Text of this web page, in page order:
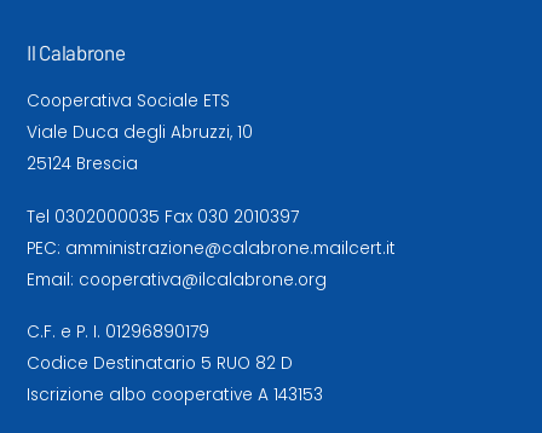
Il Calabrone
Cooperativa Sociale ETS
Viale Duca degli Abruzzi, 10
25124 Brescia
Tel 0302000035 Fax 030 2010397
PEC: amministrazione@calabrone.mailcert.it
Email: cooperativa@ilcalabrone.org
C.F. e P. I. 01296890179
Codice Destinatario 5 RUO 82 D
Iscrizione albo cooperative A 143153